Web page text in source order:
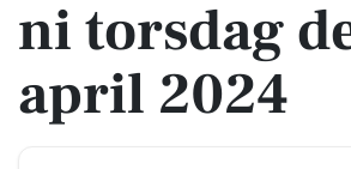
ni torsdag
april 2024